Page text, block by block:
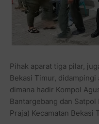
Pihak aparat tiga pilar,
Bekasi Timur, didampingi
dimana hadir Kompol
Bantargebang dan
Praja) Kecamatan Bekasi